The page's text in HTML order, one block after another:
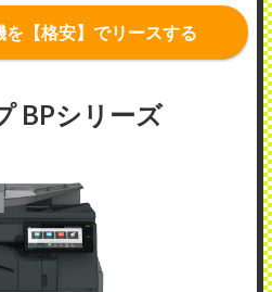
を【格安】でリースする
BPシリーズ